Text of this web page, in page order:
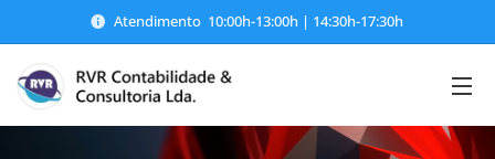
Atendimento 10:00h-13:00h | 14:30h-17:30h